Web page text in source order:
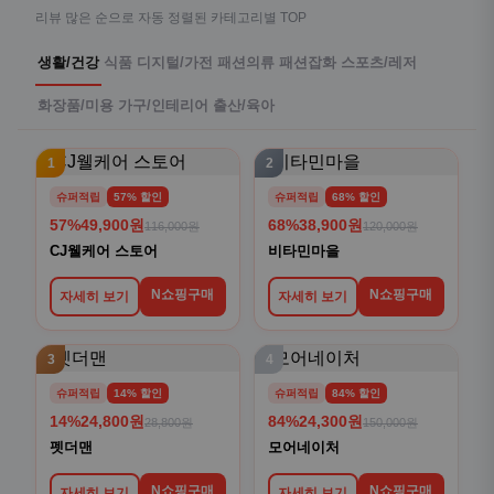
리뷰 많은 순으로 자동 정렬된 카테고리별 TOP
생활/건강 식품 디지털/가전 패션의류 패션잡화 스포츠/레저
화장품/미용 가구/인테리어 출산/육아
1
슈퍼적립 57% 할인
57%49,900원 116,000원
CJ웰케어 스토어
자세히 보기 N쇼핑구매
2
슈퍼적립 68% 할인
68%38,900원 120,000원
비타민마을
자세히 보기 N쇼핑구매
3
슈퍼적립 14% 할인
14%24,800원 28,800원
펫더맨
N쇼핑구매
4
슈퍼적립 84% 할인
84%24,300원 150,000원
모어네이처
N쇼핑구매